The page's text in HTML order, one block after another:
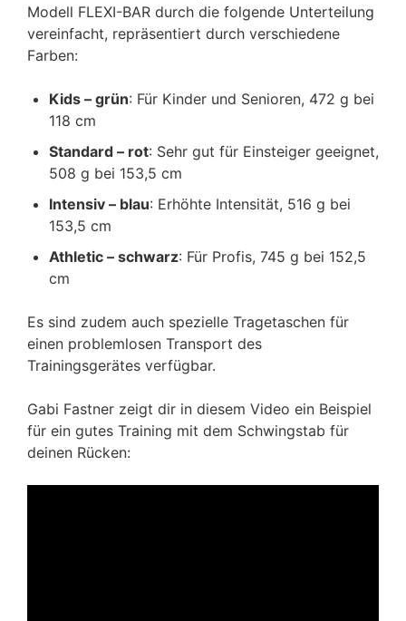
Modell FLEXI-BAR durch die folgende Unterteilung
vereinfacht, repräsentiert durch verschiedene
Farben:
Kids – grün: Für Kinder und Senioren, 472 g bei
118 cm
Standard – rot: Sehr gut für Einsteiger geeignet,
508 g bei 153,5 cm
Intensiv – blau: Erhöhte Intensität, 516 g bei
153,5 cm
Athletic – schwarz: Für Profis, 745 g bei 152,5
cm
Es sind zudem auch spezielle Tragetaschen für
einen problemlosen Transport des
Trainingsgerätes verfügbar.
Gabi Fastner zeigt dir in diesem Video ein Beispiel
für ein gutes Training mit dem Schwingstab für
deinen Rücken: